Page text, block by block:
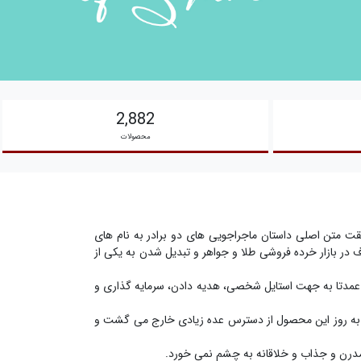
2,882
محصولات
سال 1388 آغاز نمود.کشف این نیاز در حقیقت متن اصلی داستان ماجراجویی های دو برادر به نام های
بازار خرده فروشی طلا و جواهر و تبدیل شدن به یکی از
به جهت استایل شخصی، هدیه دادن، سرمایه گذاری و
به روز این محصول از دسترس عده زیادی خارج می گشت و
و جذاب و خلاقانه به چشم نمی خورد.